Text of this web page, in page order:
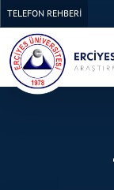
TELEFON REHBERİ